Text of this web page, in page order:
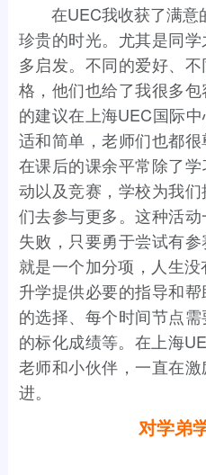
在UEC我收获了满
珍贵的时光。尤其是同
多启发。不同的爱好、
格，他们也给了我很多
的建议在上海UEC国际
适和简单，老师们也都
在课后的课余平常除了
动以及竞赛，学校为我
们去参与更多。这种活
失败，只要勇于尝试有
就是一个加分项，人生
升学提供必要的指导和
的选择、每个时间节点
的标化成绩等。在上海
老师和小伙伴，一直在
进。
对学弟